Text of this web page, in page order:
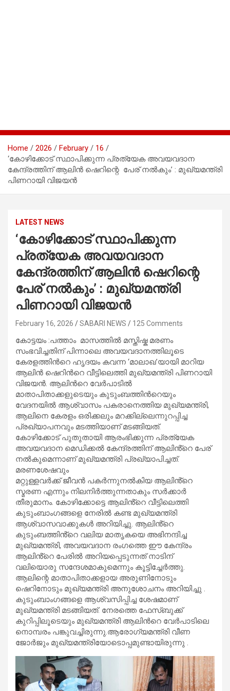
Home 2026 February
16
‘കോഴിക്കോട് സ്ഥാപിക്കുന്ന പ്രത്യേക അവയവദാന
കേന്ദ്രത്തിന് ആലിൻ ഷെറിന്റെ പേര് നൽകും’ : മുഖ്യമന്ത്രി
പിണറായി വിജയൻ
LATEST NEWS
‘കോഴിക്കോട് സ്ഥാപിക്കുന്ന
പ്രത്യേക അവയവദാന
കേന്ദ്രത്തിന് ആലിൻ ഷെറിന്റെ
പേര് നൽകും’ : മുഖ്യമന്ത്രി
പിണറായി വിജയൻ
February 16, 2026 SABARI NEWS 125 Comments
കോട്ടയം :പത്താം മാസത്തിൽ മസ്തിഷ്ക മരണം
സംഭവിച്ചതിന് പിന്നാലെ അവയവദാനത്തിലൂടെ
കേരളത്തിന്‍റെ ഹൃദയം കവന്ന ‘മാലാഖ’യായി മാറിയ
ആലിൻ ഷെറിന്‍റെ വീട്ടിലെത്തി മുഖ്യമന്ത്രി പിണറായി
വിജയൻ. ആലിന്‍റെ വേർപാടിൽ
മാതാപിതാക്കളുടെയും കുടുംബത്തിന്‍റെയും
വേദനയിൽ ആശ്വാസം പകരാനെത്തിയ മുഖ്യമന്ത്രി,
ആലിനെ കേരളം ഒരിക്കലും മറക്കില്ലെന്നുറപ്പിച്ച
പ്രഖ്യാപനവും മടത്തിയാണ് മടങ്ങിയത്.
കോഴിക്കോട് പുതുതായി ആരംഭിക്കുന്ന പ്രത്യേക
അവയവദാന മെഡിക്കൽ കേന്ദ്രത്തിന് ആലിൻ്റെ പേര്
നൽകുമെന്നാണ് മുഖ്യമന്ത്രി പ്രഖ്യാപിച്ചത്.
മരണശേഷവും
മറ്റുള്ളവർക്ക് ജീവൻ പകർന്നുനൽകിയ ആലിൻ്റെ
സ്മരണ എന്നും നിലനിർത്തുന്നതാകും സർക്കാർ
തീരുമാനം. കോഴിക്കോട്ടെ ആലിൻ്റെ വീട്ടിലെത്തി
കുടുംബാംഗങ്ങളെ നേരിൽ കണ്ട മുഖ്യമന്ത്രി
ആശ്വാസവാക്കുകൾ അറിയിച്ചു. ആലിൻ്റെ
കുടുംബത്തിൻ്റെ വലിയ മാതൃകയെ അഭിനന്ദിച്ച
മുഖ്യമന്ത്രി, അവയവദാന രംഗത്തെ ഈ കേന്ദ്രം
ആലിൻ്റെ പേരിൽ അറിയപ്പെടുന്നത് നാടിന്
വലിയൊരു സന്ദേശമാകുമെന്നും കൂട്ടിച്ചേർത്തു.
ആലിന്റെ മാതാപിതാക്കളായ അരുണിനോടും
ഷെറിനോടും മുഖ്യമന്ത്രി അനുശോചനം അറിയിച്ചു .
കുടുംബാംഗങ്ങളെ ആശ്വസിപ്പിച്ച ശേഷമാണ്
മുഖ്യമന്ത്രി മടങ്ങിയത്. നേരത്തെ ഫേസ്ബുക്ക്
കുറിപ്പിലൂടെയും മുഖ്യമന്ത്രി ആലിന്‍റെ വേർപാടിലെ
നൊമ്പരം പങ്കുവച്ചിരുന്നു.ആരോഗ്യമന്ത്രി വീണ
ജോർജും മുഖ്യമന്ത്രിയോടൊപ്പമുണ്ടായിരുന്നു .